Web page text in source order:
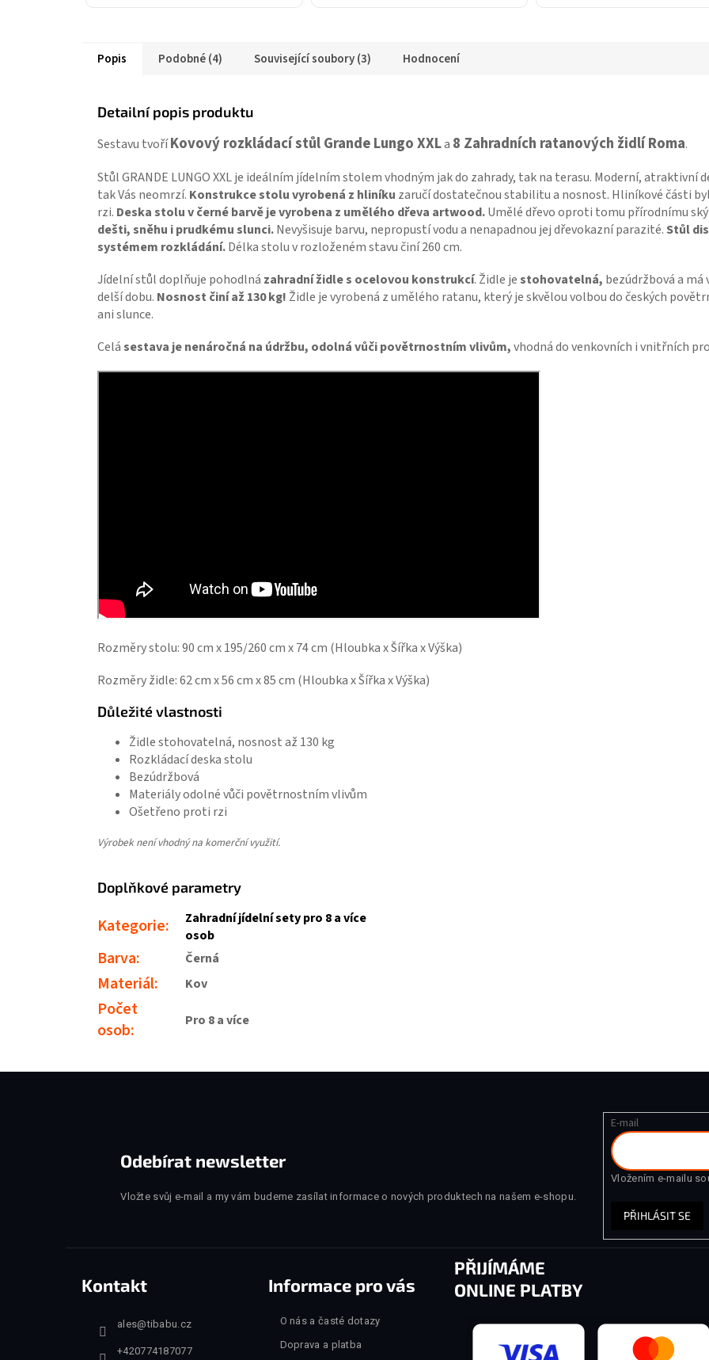
Popis Podobné (4) Související soubory (3) Hodnocení
Detailní popis produktu
Sestavu tvoříKovový rozkládací stůl Grande Lungo XXLa 8 Zahradních ratanových židlí Roma.
Stůl GRANDE LUNGO XXL je ideálním jídelním stolem vhodným jak do zahrady, tak na terasu. Moderní, atraktivní
tak Vás neomrzí. Konstrukce stolu vyrobená z hliníku zaručí dostatečnou stabilitu a nosnost. Hliníkové části
rzi. Deska stolu v černé barvě je vyrobena z umělého dřeva artwood.Umělé dřevo oproti tomu přírodnímu
dešti, sněhu i prudkému slunci.Nevyšisuje barvu, nepropustí vodu a nenapadnou jej dřevokazní parazité.Stůl
systémem rozkládání.Délka stolu v rozloženém stavu činí 260 cm.
Jídelní stůl doplňuje pohodlná zahradní židle s ocelovou konstrukcí. Židle jestohovatelná, bezúdržbová a má
delší dobu. Nosnost činí až 130 kg! Židle je vyrobená z umělého ratanu, který je skvělou volbou do českých
ani slunce.
Celásestava je nenáročná na údržbu, odolná vůči povětrnostním vlivům,vhodná do venkovních i vnitřních
Rozměry stolu:90 cm x 195/260 cm x 74 cm (Hloubka x Šířka x Výška)
Rozměry židle: 62 cm x 56 cm x 85 cm (Hloubka x Šířka x Výška)
Důležité vlastnosti
Židle stohovatelná, nosnost až 130 kg
Rozkládací deska stolu
Bezúdržbová
Materiály odolné vůči povětrnostním vlivům
Ošetřeno proti rzi
Výrobek není vhodný na komerční využití.
Doplňkové parametry
Kategorie:
Zahradní jídelní sety pro 8 a více
osob
Barva: Černá
Materiál: Kov
Počet
osob: Pro 8 a více
Odebírat newsletter
Vložte svůj e-mail a my vám budeme zasílat informace o nových produktech na našem e-shopu.
E-mail
Vložením e-mailu
PŘIHLÁSIT SE
Kontakt
ales@tibabu.cz
+420774187077
Informace pro vás
O nás a časté dotazy
Doprava a platba
PŘIJÍMÁME
ONLINE PLATBY